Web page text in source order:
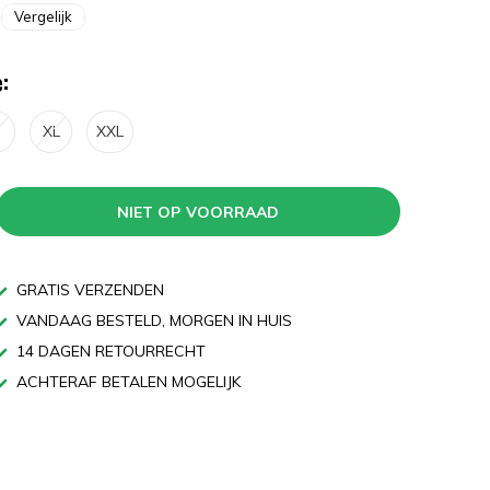
Vergelijk
XL XXL
NIET OP VOORRAAD
GRATIS VERZENDEN
VANDAAG BESTELD, MORGEN IN HUIS
14 DAGEN RETOURRECHT
ACHTERAF BETALEN MOGELIJK